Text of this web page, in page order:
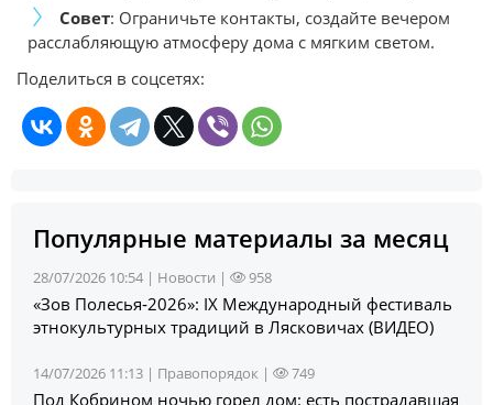
Совет: Ограничьте контакты, создайте вечером
расслабляющую атмосферу дома с мягким светом.
Поделиться в соцсетях:
Популярные материалы за месяц
28/07/2026 10:54 | Новости | 958
«Зов Полесья‑2026»: IX Международный фестиваль
этнокультурных традиций в Лясковичах (ВИДЕО)
14/07/2026 11:13 | Правопорядок | 749
Под Кобрином ночью горел дом: есть пострадавшая